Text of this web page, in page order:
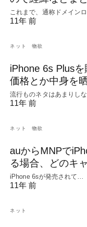
これまで、通称ドメイン
11年 前
ネット 物欲
iPhone 6s Plus
価格とか中身を
流行ものネタはあまりし
11年 前
ネット 物欲
auからMNPで
る場合、どのキ
iPhone 6sが発売されて…
11年 前
ネット